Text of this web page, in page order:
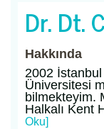
Dr. Dt.
Hakkında
2002
Üniversitesi
bilmekteyim.
Halkalı Kent
Oku]